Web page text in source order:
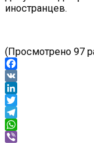
иностранцев.
(Просмотрено 97
Facebook
VK
LinkedIn
Twitter
Telegram
WhatsApp